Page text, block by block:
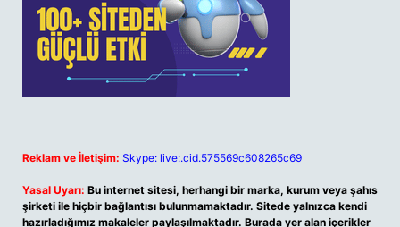
Reklam ve İletişim: Skype: live:.cid.575569c608265c69
Yasal Uyarı: Bu internet sitesi, herhangi bir marka, kurum veya şahıs
şirketi ile hiçbir bağlantısı bulunmamaktadır. Sitede yalnızca kendi
hazırladığımız makaleler paylaşılmaktadır. Burada yer alan içerikler